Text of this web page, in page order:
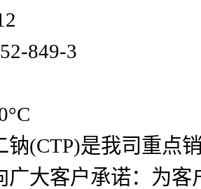
849-3
钠(CTP)是我司重点
广大客户承诺：为